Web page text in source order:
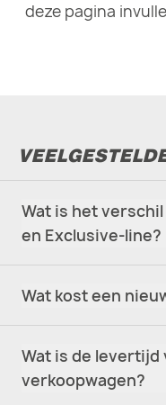
deze pagina
Wat is het
en Exclusive-line?
Wat kost een
Wat is de levertijd
verkoopwagen?